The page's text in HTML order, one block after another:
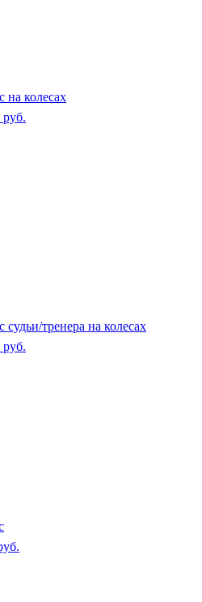
на колесах
руб.
тренера на колесах
руб.